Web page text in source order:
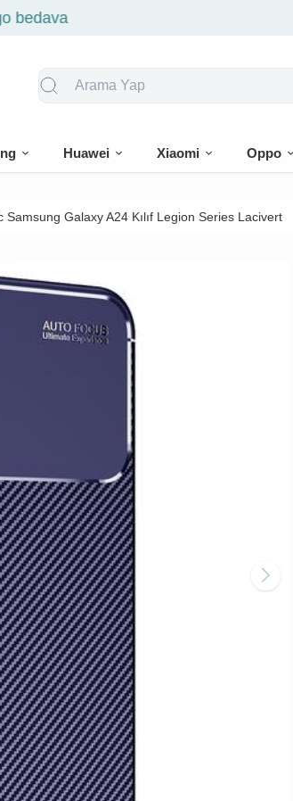
Huawei Xiaomi Oppo
Samsung Galaxy A24 Kılıf Legion Series Lacivert